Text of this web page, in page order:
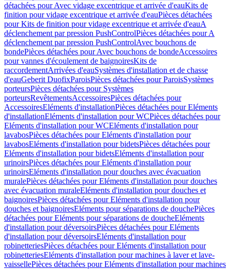
détachées pour Avec vidage excentrique et arrivée d'eauKits de
finition pour vidage excentrique et arrivée d'eauPièces détachées
pour Kits de finition pour vidage excentrique et arrivée d'eauA
déclenchement par pression PushControlPièces détachées pour A
déclenchement par pression PushControlAvec bouchons de
bondePièces détachées pour Avec bouchons de bondeAccessoires
pour vannes d'écoulement de baignoiresKits de
raccordementArrivées d'eauSystèmes d'installation et de chasse
d'eauGeberit DuofixParoisPièces détachées pour ParoisSystèmes
porteursPièces détachées pour Systèmes
porteursRevêtementsAccessoiresPièces détachées pour
AccessoiresEléments d'installationPièces détachées pour Eléments
d'installationEléments d'installation pour WCPièces détachées pour
Eléments d'installation pour WCEléments d'installation pour
lavabosPièces détachées pour Eléments d'installation pour
lavabosEléments d'installation pour bidetsPièces détachées pour
Eléments d'installation pour bidetsEléments d'installation pour
urinoirsPièces détachées pour Eléments d'installation pour
urinoirsEléments d'installation pour douches avec évacuation
muralePièces détachées pour Eléments d'installation pour douches
avec évacuation muraleEléments d'installation pour douches et
baignoiresPièces détachées pour Eléments d'installation pour
douches et baignoiresEléments pour séparations de douchePièces
détachées pour Eléments pour séparations de doucheEléments
d'installation pour déversoirsPièces détachées pour Eléments
d'installation pour déversoirsEléments d'installation pour
robinetteriesPièces détachées pour Eléments d'installation pour
robinetteriesEléments d'installation pour machines à laver et lave-
vaissellePièces détachées pour Eléments d'installation pour machines